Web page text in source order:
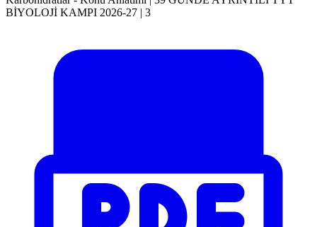
BİYOLOJİ KAMPI 2026-27 | 3